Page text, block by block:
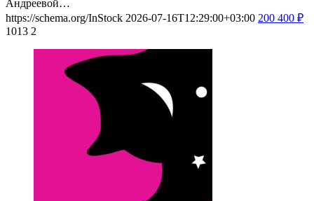
Андреевой…
https://schema.org/InStock 2026-07-16T12:29:00+03:00 200 400 ₽
1013 2